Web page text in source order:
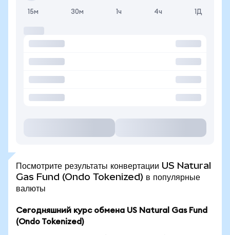
15м 30м 1ч 4ч 1Д
Посмотрите результаты конвертации US Natural
Gas Fund (Ondo Tokenized) в популярные
валюты
Сегодняшний курс обмена US Natural Gas Fund
(Ondo Tokenized)